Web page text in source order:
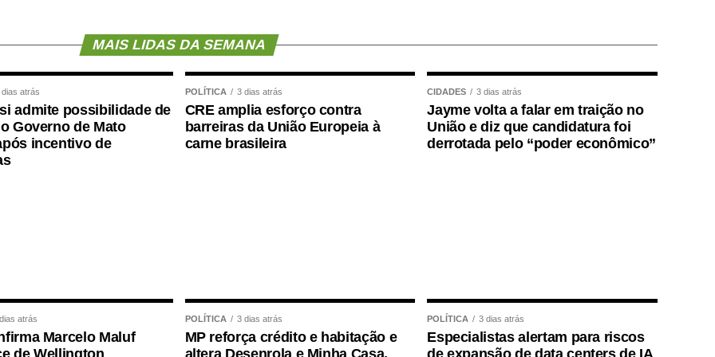
todos os direitos garantidos por lei,
saúde, desde que atendidos os critérios
gabinete é um ato administrativo regular,
MAIS LIDAS DA SEMANA
dias atrás
admite possibilidade de
Governo de Mato
incentivo de
POLÍTICA 3 dias atrás
CRE amplia esforço contra
barreiras da União Europeia à
carne brasileira
CIDADES 3 dias atrás
Jayme volta a falar em traição no
União e diz que candidatura foi
derrotada pelo “poder econômico”
atrás
Marcelo Maluf
POLÍTICA 3 dias atrás
MP reforça crédito e habitação e
POLÍTICA 3 dias atrás
Especialistas alertam para riscos